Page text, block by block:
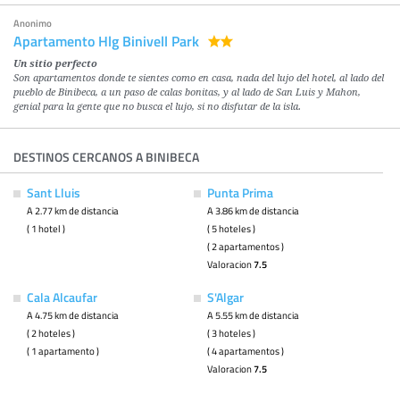
Anonimo
Apartamento Hlg Binivell Park
Un sitio perfecto
Son apartamentos donde te sientes como en casa, nada del lujo del hotel, al lado del
pueblo de Binibeca, a un paso de calas bonitas, y al lado de San Luis y Mahon,
genial para la gente que no busca el lujo, si no disfutar de la isla.
DESTINOS CERCANOS A BINIBECA
Sant Lluis
A 2.77 km de distancia
( 1 hotel )
Punta Prima
A 3.86 km de distancia
( 5 hoteles )
( 2 apartamentos )
Valoracion7.5
Cala Alcaufar
A 4.75 km de distancia
( 2 hoteles )
( 1 apartamento )
S'Algar
A 5.55 km de distancia
( 3 hoteles )
( 4 apartamentos )
Valoracion7.5